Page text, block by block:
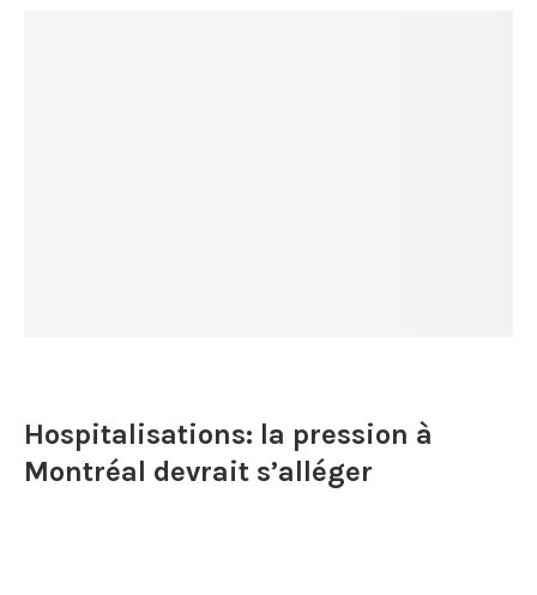
Hospitalisations: la pression à
Montréal devrait s’alléger